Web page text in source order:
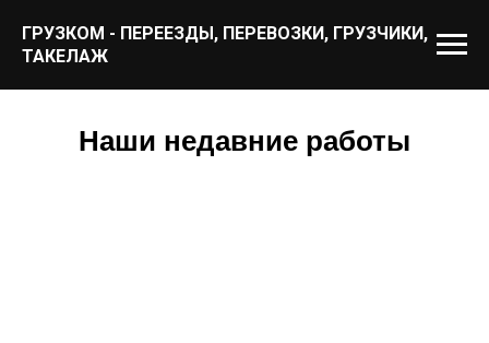
ГРУЗКОМ - ПЕРЕЕЗДЫ, ПЕРЕВОЗКИ, ГРУЗЧИКИ,
ТАКЕЛАЖ
Наши недавние работы